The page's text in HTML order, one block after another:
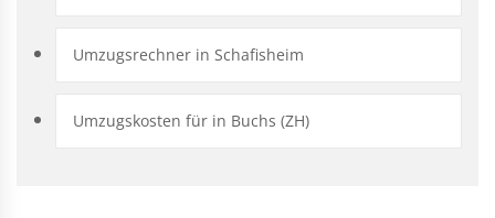
Umzugsrechner in Schafisheim
Umzugskosten für in Buchs (ZH)